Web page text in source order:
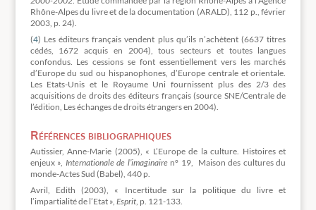
Rhône-Alpes du livre et de la documentation (ARALD), 112 p., février
2003, p. 24).
(4) Les éditeurs français vendent plus qu’ils n’achètent (6637 titres
cédés, 1672 acquis en 2004), tous secteurs et toutes langues
confondus. Les cessions se font essentiellement vers les marchés
d’Europe du sud ou hispanophones, d’Europe centrale et orientale.
Les Etats-Unis et le Royaume Uni fournissent plus des 2/3 des
acquisitions de droits des éditeurs français (source SNE/Centrale de
l’édition, Les échanges de droits étrangers en 2004).
Références bibliographiques
Autissier, Anne-Marie (2005), « L’Europe de la culture. Histoires et
enjeux », Internationale de l’imaginairen° 19, Maison des cultures du
monde-Actes Sud (Babel), 440 p.
Avril, Edith (2003), « Incertitude sur la politique du livre et
l’impartialité de l’Etat », Esprit, p. 121-133.